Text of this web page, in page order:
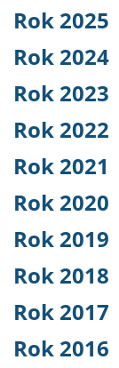
Rok 2025
Rok 2024
Rok 2023
Rok 2022
Rok 2021
Rok 2020
Rok 2019
Rok 2018
Rok 2017
Rok 2016